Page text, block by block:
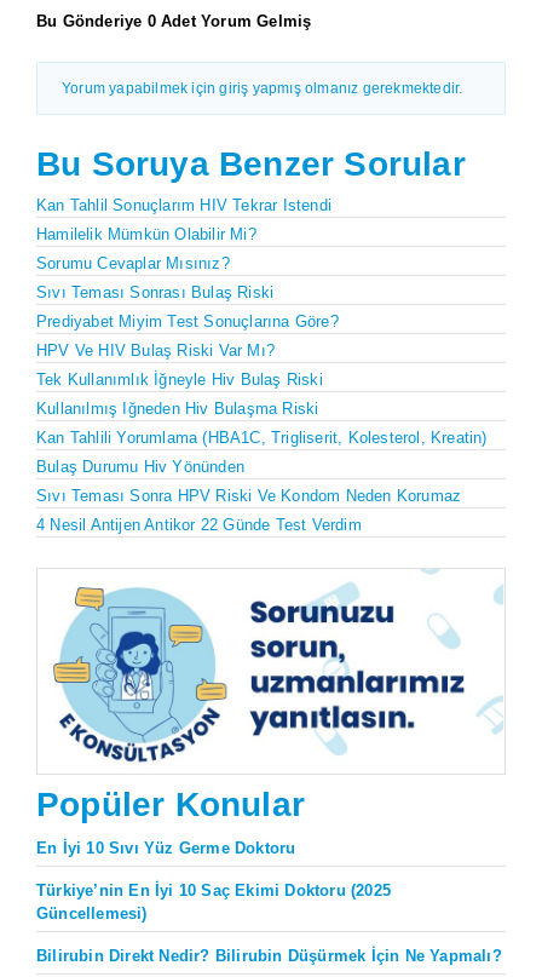
Bu Gönderiye 0 Adet Yorum Gelmiş
Yorum yapabilmek için giriş yapmış olmanız gerekmektedir.
Bu Soruya Benzer Sorular
Kan Tahlil Sonuçlarım HIV Tekrar Istendi
Hamilelik Mümkün Olabilir Mi?
Sorumu Cevaplar Mısınız?
Sıvı Teması Sonrası Bulaş Riski
Prediyabet Miyim Test Sonuçlarına Göre?
HPV Ve HIV Bulaş Riski Var Mı?
Tek Kullanımlık İğneyle Hiv Bulaş Riski
Kullanılmış Iğneden Hiv Bulaşma Riski
Kan Tahlili Yorumlama (HBA1C, Trigliserit, Kolesterol, Kreatin)
Bulaş Durumu Hiv Yönünden
Sıvı Teması Sonra HPV Riski Ve Kondom Neden Korumaz
4 Nesil Antijen Antikor 22 Günde Test Verdim
Popüler Konular
En İyi 10 Sıvı Yüz Germe Doktoru
Türkiye’nin En İyi 10 Saç Ekimi Doktoru (2025
Güncellemesi)
Bilirubin Direkt Nedir? Bilirubin Düşürmek İçin Ne Yapmalı?